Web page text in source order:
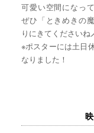
可愛い空間になって
ぜひ「ときめきの
りにきてくださいね
※ポスターには土日
なりました！